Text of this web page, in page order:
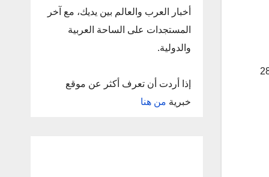
باستقبال طلبات الترشح لمدة عشرة أيام من اليوم الإثنين إلى غاية يوم الأربعاء في 28
أخبار العرب والعالم بين يديك، مع آخر
المستجدات على الساحة العربية
والدولية.
إذا أردت أن تعرف أكثر عن موقع
خبرية من هنا